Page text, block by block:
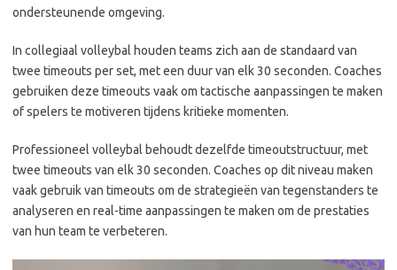
ondersteunende omgeving.
In collegiaal volleybal houden teams zich aan de standaard van
twee timeouts per set, met een duur van elk 30 seconden. Coaches
gebruiken deze timeouts vaak om tactische aanpassingen te maken
of spelers te motiveren tijdens kritieke momenten.
Professioneel volleybal behoudt dezelfde timeoutstructuur, met
twee timeouts van elk 30 seconden. Coaches op dit niveau maken
vaak gebruik van timeouts om de strategieën van tegenstanders te
analyseren en real-time aanpassingen te maken om de prestaties
van hun team te verbeteren.